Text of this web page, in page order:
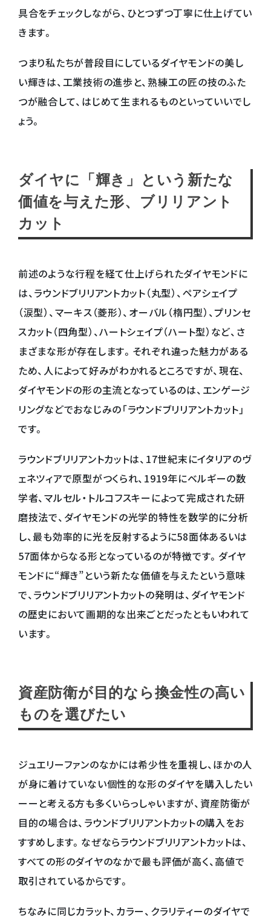
具合をチェックしながら、ひとつずつ丁寧に仕上げてい
きます。
つまり私たちが普段目にしているダイヤモンドの美し
い輝きは、工業技術の進歩と、熟練工の匠の技のふた
つが融合して、はじめて生まれるものといっていいでし
ょう。
ダイヤに「輝き」という新たな
価値を与えた形、ブリリアント
カット
前述のような行程を経て仕上げられたダイヤモンドに
は、ラウンドブリリアントカット（丸型）、ペアシェイプ
（涙型）、マーキス（菱形）、オーバル（楕円型）、プリンセ
スカット（四角型）、ハートシェイプ（ハート型）など、さ
まざまな形が存在します。それぞれ違った魅力がある
ため、人によって好みがわかれるところですが、現在、
ダイヤモンドの形の主流となっているのは、エンゲージ
リングなどでおなじみの「ラウンドブリリアントカット」
です。
ラウンドブリリアントカットは、17世紀末にイタリアのヴ
ェネツィアで原型がつくられ、1919年にベルギーの数
学者、マルセル・トルコフスキーによって完成された研
磨技法で、ダイヤモンドの光学的特性を数学的に分析
し、最も効率的に光を反射するように58面体あるいは
57面体からなる形となっているのが特徴です。ダイヤ
モンドに“輝き”という新たな価値を与えたという意味
で、ラウンドブリリアントカットの発明は、ダイヤモンド
の歴史において画期的な出来ごとだったともいわれて
います。
資産防衛が目的なら換金性の高い
ものを選びたい
ジュエリーファンのなかには希少性を重視し、ほかの人
が身に着けていない個性的な形のダイヤを購入したい
ーーと考える方も多くいらっしゃいますが、資産防衛が
目的の場合は、ラウンドブリリアントカットの購入をお
すすめします。なぜならラウンドブリリアントカットは、
すべての形のダイヤのなかで最も評価が高く、高値で
取引されているからです。
ちなみに同じカラット、カラー、クラリティーのダイヤで